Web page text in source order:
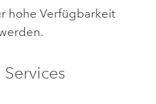
hohe Verfügbarkeit